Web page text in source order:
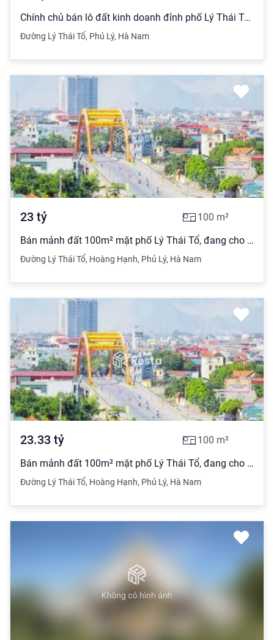
Chính chủ bán lô đất kinh doanh đỉnh phố Lý Thái Tổ, Phủ Lý.
Đường Lý Thái Tổ, Phủ Lý, Hà Nam
23 tỷ 100 m²
Bán mảnh đất 100m² mặt phố Lý Thái Tổ, đang cho thuê tầng 1 giá 10 triệu/tháng, mặt tiền trên 5m, giá 230 triệu/m². Xung quanh tiện ích đầy đủ cầu đường trường trạm
Đường Lý Thái Tổ, Hoàng Hạnh, Phủ Lý, Hà Nam
23.33 tỷ 100 m²
Bán mảnh đất 100m² mặt phố Lý Thái Tổ, đang cho thuê tầng 1 giá 10 triệu/tháng, mặt tiền trên 5m, giá 230 triệu/m². Xung quanh tiện ích đầy đủ cầu đường trường trạm
Đường Lý Thái Tổ, Hoàng Hạnh, Phủ Lý, Hà Nam